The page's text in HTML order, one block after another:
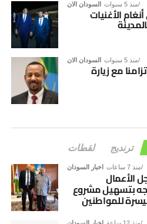
السودان الان منذ 5 سنوات
الأغنيات
السودان الان منذ 5 سنوات
مع زيارة
ترنديج لقطات
اخبار السودان منذ 7 ساعات
الأعمال
بتسهيل مشروع